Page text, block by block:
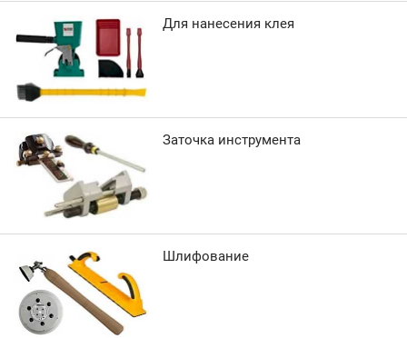
Для нанесения клея
Заточка инструмента
Шлифование